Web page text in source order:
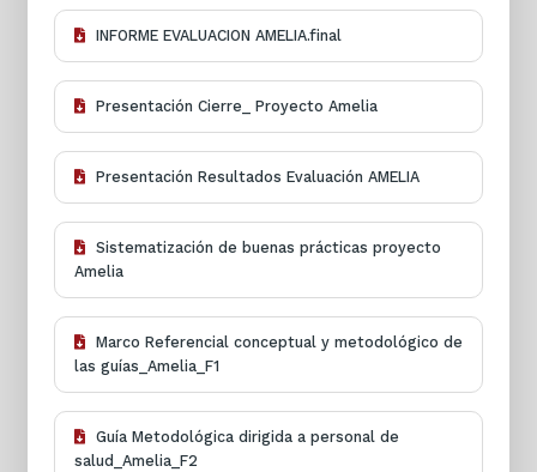
INFORME EVALUACION AMELIA.final
Presentación Cierre_ Proyecto Amelia
Presentación Resultados Evaluación AMELIA
Sistematización de buenas prácticas proyecto
Amelia
Marco Referencial conceptual y metodológico de
las guías_Amelia_F1
Guía Metodológica dirigida a personal de
salud_Amelia_F2